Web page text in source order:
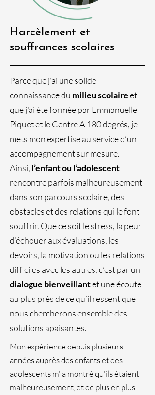
Harcèlement et
souffrances scolaires
Parce que j'ai une solide
connaissance du milieu scolaireet
que j'ai été formée par Emmanuelle
Piquet et le Centre A 180 degrés, je
mets mon expertise au service d’un
accompagnement sur mesure.
Ainsi, l’enfant ou l’adolescent
rencontre parfois malheureusement
dans son parcours scolaire, des
obstacles et des relations qui le font
souffrir. Que ce soit le stress, la peur
d’échouer aux évaluations, les
devoirs, la motivation ou les relations
difficiles avec les autres, c’est par un
dialogue bienveillantet une écoute
au plus près de ce qu’il ressent que
nous chercherons ensemble des
solutions apaisantes.
Mon expérience depuis plusieurs
années auprès des enfants et des
adolescents m' a montré qu'ils étaient
malheureusement, et de plus en plus